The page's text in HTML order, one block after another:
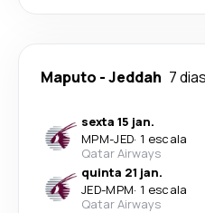
Maputo -Jeddah 7 dias
sexta 15 jan.
MPM-JED· 1 escala
Qatar Airways
quinta 21 jan.
JED-MPM· 1 escala
Qatar Airways